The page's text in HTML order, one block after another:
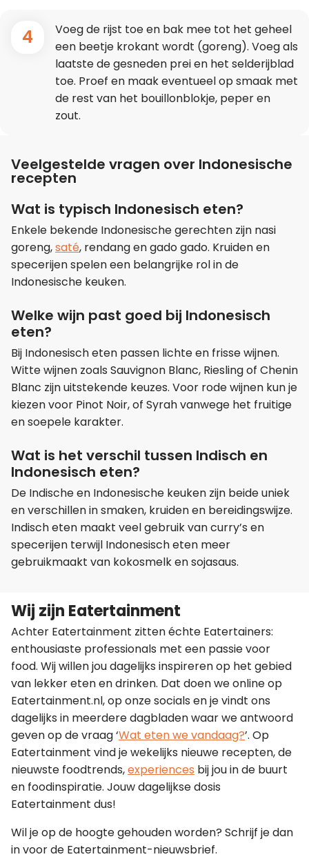
4
Voeg de rijst toe en bak mee tot het geheel
een beetje krokant wordt (goreng). Voeg als
laatste de gesneden prei en het selderijblad
toe. Proef en maak eventueel op smaak met
de rest van het bouillonblokje, peper en
zout.
Veelgestelde vragen over Indonesische
recepten
Wat is typisch Indonesisch eten?
Enkele bekende Indonesische gerechten zijn nasi
goreng,saté, rendang en gado gado. Kruiden en
specerijen spelen een belangrijke rol in de
Indonesische keuken.
Welke wijn past goed bij Indonesisch
eten?
Bij Indonesisch eten passen lichte en frisse wijnen.
Witte wijnen zoals Sauvignon Blanc, Riesling of Chenin
Blanc zijn uitstekende keuzes. Voor rode wijnen kun je
kiezen voor Pinot Noir, of Syrah vanwege het fruitige
en soepele karakter.
Wat is het verschil tussen Indisch en
Indonesisch eten?
De Indische en Indonesische keuken zijn beide uniek
en verschillen in smaken, kruiden en bereidingswijze.
Indisch eten maakt veel gebruik van curry’s en
specerijen terwijl Indonesisch eten meer
gebruikmaakt van kokosmelk en sojasaus.
Wij zijn Eatertainment
Achter Eatertainment zitten échte Eatertainers:
enthousiaste professionals met een passie voor
food. Wij willen jou dagelijks inspireren op het gebied
van lekker eten en drinken. Dat doen we online op
Eatertainment.nl, op onze socials en je vindt ons
dagelijks in meerdere dagbladen waar we antwoord
geven op de vraag ‘Wat eten we vandaag?’. Op
Eatertainment vind je wekelijks nieuwe recepten, de
nieuwste foodtrends,experiences bij jou in de buurt
en foodinspiratie. Jouw dagelijkse dosis
Eatertainment dus!
Wil je op de hoogte gehouden worden? Schrijf je dan
in voor de Eatertainment-nieuwsbrief.